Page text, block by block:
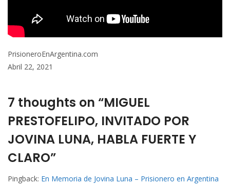
PrisioneroEnArgentina.com
Abril 22, 2021
7 thoughts on “MIGUEL
PRESTOFELIPO, INVITADO POR
JOVINA LUNA, HABLA FUERTE Y
CLARO”
Pingback: En Memoria de Jovina Luna – Prisionero en Argentina